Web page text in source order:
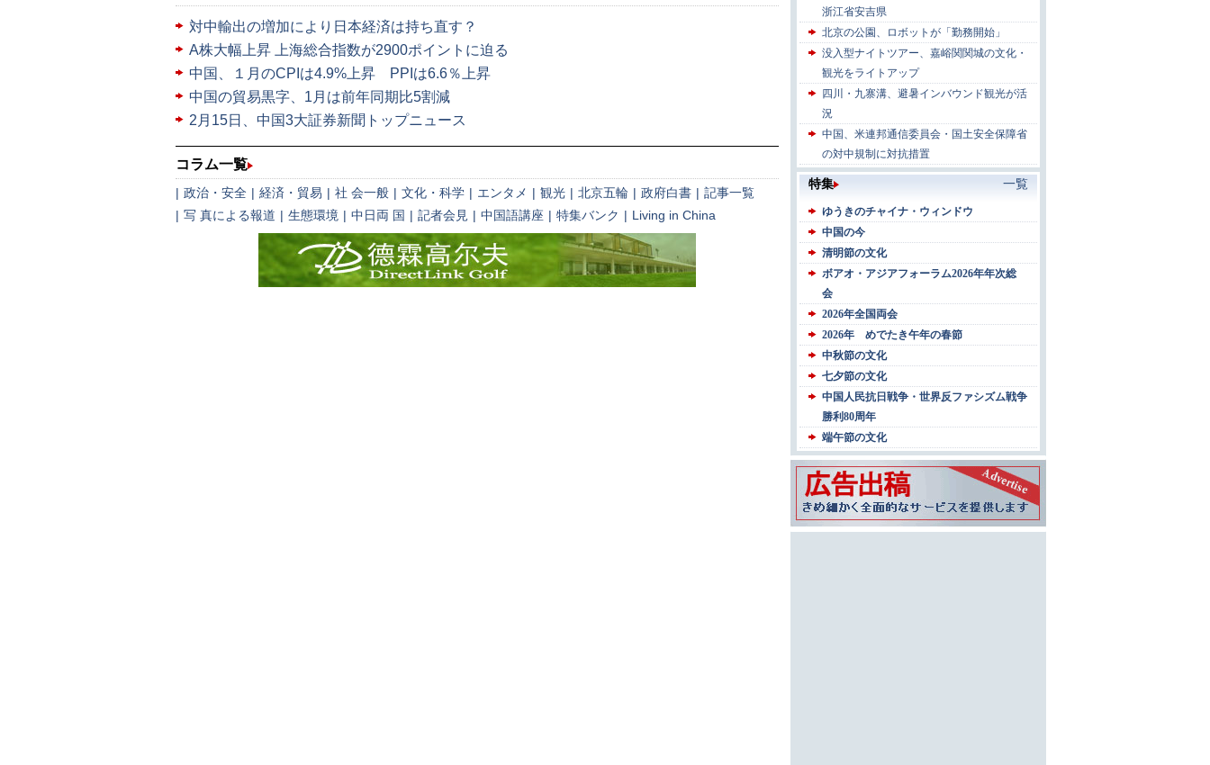
対中輸出の増加により日本経済は持ち直す？
A株大幅上昇 上海総合指数が2900ポイントに迫る
中国、１月のCPIは4.9%上昇 PPIは6.6％上昇
中国の貿易黒字、1月は前年同期比5割減
2月15日、中国3大証券新聞トップニュース
コラム一覧
| 政治・安全 | 経済・貿易 | 社 会一般 | 文化・科学 | エンタメ | 観光 | 北京五輪 | 政府白書 | 記事一覧
| 写 真による報道 | 生態環境 | 中日両 国 | 記者会見 | 中国語講座 | 特集バンク | Living in China